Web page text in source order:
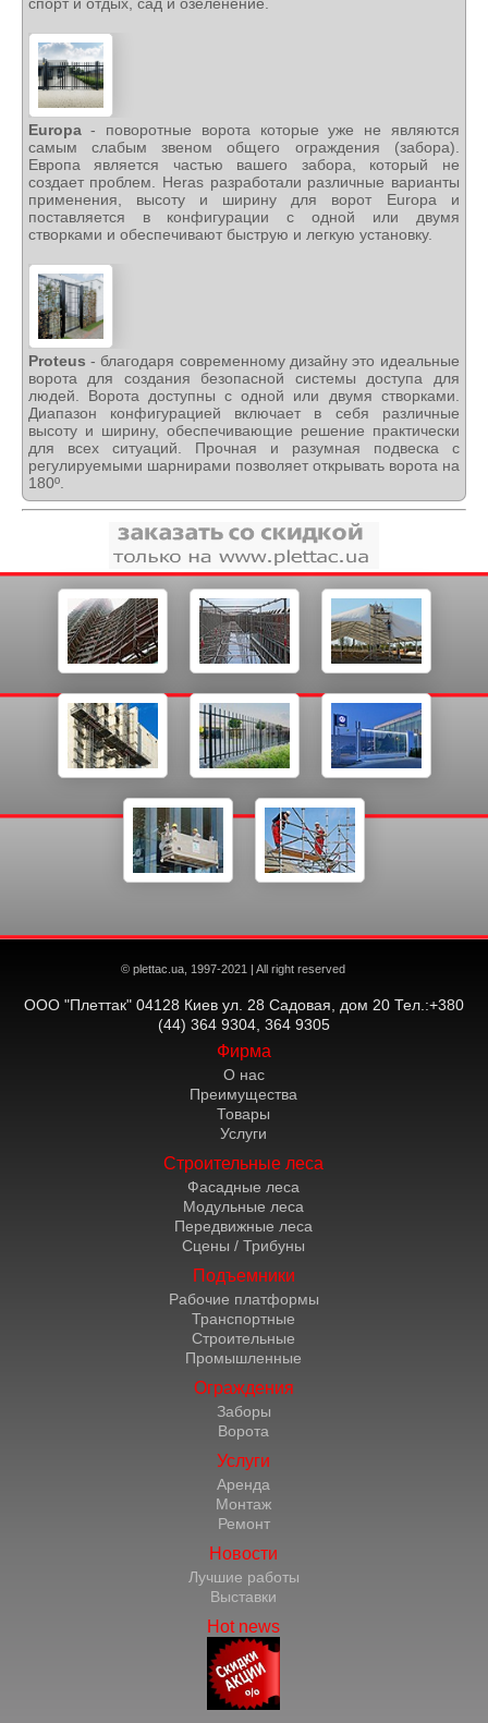
Europa- поворотные ворота которые уже не являются
самым слабым звеном общего ограждения (забора).
Европа является частью вашего забора, который не
создает проблем. Heras разработали различные варианты
применения, высоту и ширину для ворот Europa и
поставляется в конфигурации с одной или двумя
створками и обеспечивают быструю и легкую установку.
Proteus - благодаря современному дизайну это идеальные
ворота для создания безопасной системы доступа для
людей. Ворота доступны с одной или двумя створками.
Диапазон конфигурацией включает в себя различные
высоту и ширину, обеспечивающие решение практически
для всех ситуаций. Прочная и разумная подвеска с
регулируемыми шарнирами позволяет открывать ворота на
180º.
© plettac.ua, 1997-2021 | All right reserved
ООО "Плеттак" 04128 Киев ул. 28 Садовая, дом 20 Тел.:+380
(44) 364 9304, 364 9305
Фирма
О нас
Преимущества
Товары
Услуги
Строительные леса
Фасадные леса
Модульные леса
Передвижные леса
Сцены / Трибуны
Подъемники
Рабочие платформы
Транспортные
Строительные
Промышленные
Ограждения
Заборы
Ворота
Услуги
Аренда
Монтаж
Ремонт
Новости
Лучшие работы
Выставки
Hot news